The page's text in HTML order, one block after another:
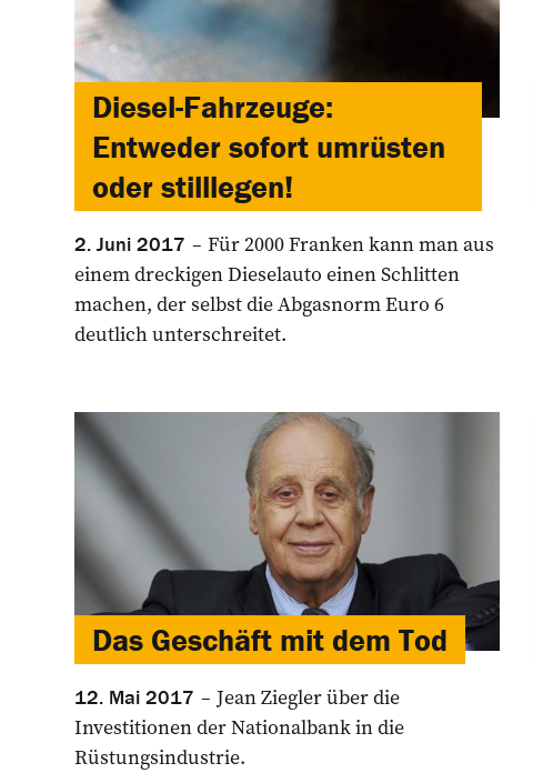
Diesel-Fahrzeuge:
Entweder sofort umrüsten
oder stilllegen!
2. Juni 2017
Für 2000 Franken kann man aus
einem dreckigen Dieselauto einen Schlitten
machen, der selbst die Abgasnorm Euro 6
deutlich unterschreitet.
Das Geschäft mit dem Tod
12. Mai 2017
Jean Ziegler über die
Investitionen der Nationalbank in die
Rüstungsindustrie.